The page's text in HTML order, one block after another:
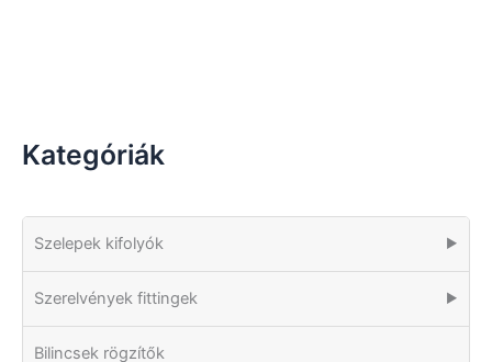
Kategóriák
Szelepek kifolyók ▶
Szerelvények fittingek ▶
Bilincsek rögzítők